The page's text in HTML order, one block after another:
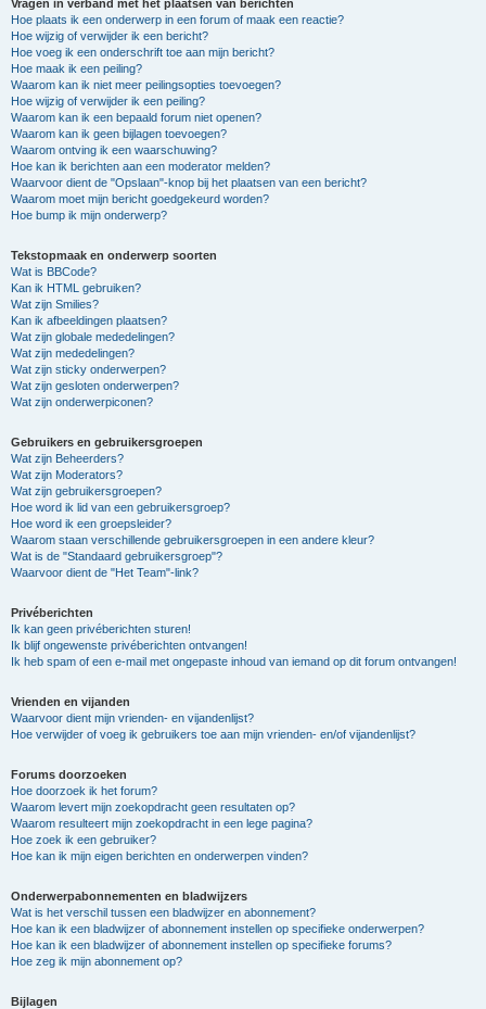
Vragen in verband met het plaatsen van berichten
Hoe plaats ik een onderwerp in een forum of maak een reactie?
Hoe wijzig of verwijder ik een bericht?
Hoe voeg ik een onderschrift toe aan mijn bericht?
Hoe maak ik een peiling?
Waarom kan ik niet meer peilingsopties toevoegen?
Hoe wijzig of verwijder ik een peiling?
Waarom kan ik een bepaald forum niet openen?
Waarom kan ik geen bijlagen toevoegen?
Waarom ontving ik een waarschuwing?
Hoe kan ik berichten aan een moderator melden?
Waarvoor dient de "Opslaan"-knop bij het plaatsen van een bericht?
Waarom moet mijn bericht goedgekeurd worden?
Hoe bump ik mijn onderwerp?
Tekstopmaak en onderwerp soorten
Wat is BBCode?
Kan ik HTML gebruiken?
Wat zijn Smilies?
Kan ik afbeeldingen plaatsen?
Wat zijn globale mededelingen?
Wat zijn mededelingen?
Wat zijn sticky onderwerpen?
Wat zijn gesloten onderwerpen?
Wat zijn onderwerpiconen?
Gebruikers en gebruikersgroepen
Wat zijn Beheerders?
Wat zijn Moderators?
Wat zijn gebruikersgroepen?
Hoe word ik lid van een gebruikersgroep?
Hoe word ik een groepsleider?
Waarom staan verschillende gebruikersgroepen in een andere kleur?
Wat is de "Standaard gebruikersgroep"?
Waarvoor dient de "Het Team"-link?
Privéberichten
Ik kan geen privéberichten sturen!
Ik blijf ongewenste privéberichten ontvangen!
Ik heb spam of een e-mail met ongepaste inhoud van iemand op dit forum ontvangen!
Vrienden en vijanden
Waarvoor dient mijn vrienden- en vijandenlijst?
Hoe verwijder of voeg ik gebruikers toe aan mijn vrienden- en/of vijandenlijst?
Forums doorzoeken
Hoe doorzoek ik het forum?
Waarom levert mijn zoekopdracht geen resultaten op?
Waarom resulteert mijn zoekopdracht in een lege pagina?
Hoe zoek ik een gebruiker?
Hoe kan ik mijn eigen berichten en onderwerpen vinden?
Onderwerpabonnementen en bladwijzers
Wat is het verschil tussen een bladwijzer en abonnement?
Hoe kan ik een bladwijzer of abonnement instellen op specifieke onderwerpen?
Hoe kan ik een bladwijzer of abonnement instellen op specifieke forums?
Hoe zeg ik mijn abonnement op?
Bijlagen